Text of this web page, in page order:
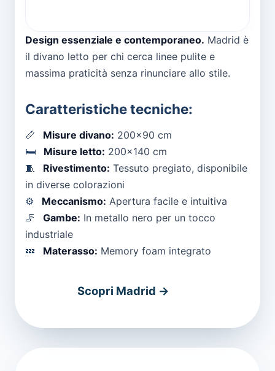
Design essenziale e contemporaneo. Madrid è
il divano letto per chi cerca linee pulite e
massima praticità senza rinunciare allo stile.
Caratteristiche tecniche:
📏 Misure divano: 200x90 cm
🛏️
Misure letto: 200x140 cm
🧵
Rivestimento: Tessuto pregiato, disponibile
in diverse colorazioni
⚙️
Meccanismo: Apertura facile e intuitiva
🦵
Gambe: In metallo nero per un tocco
industriale
💤
Materasso: Memory foam integrato
Scopri Madrid →